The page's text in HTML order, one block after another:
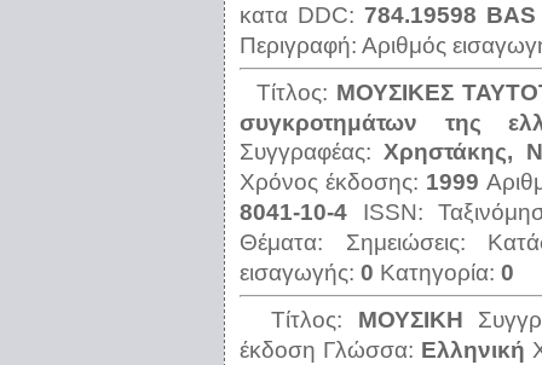
κατα DDC:784.19598 ΒΑS
Περιγραφή: Αριθμός
Τίτλος: ΜΟΥΣΙΚΕΣ
συγκροτημάτων της
Συγγραφέας:Χρηστάκης,
Χρόνος έκδοσης: 1999
8041-10-4
ISSN:
Θέματα: Σημειώσεις:
εισαγωγής: 0 Κατηγορία: 0
Τίτλος: ΜΟΥΣΙΚΗ
έκδοση Γλώσσα: Ελληνική